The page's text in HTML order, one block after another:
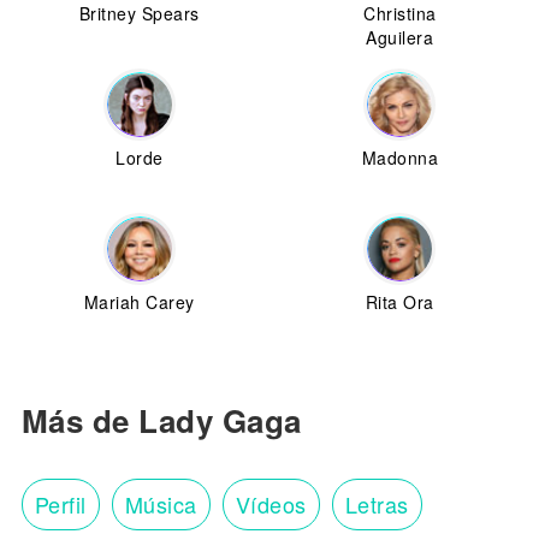
Britney Spears
Christina
Aguilera
Lorde Madonna
Mariah Carey Rita Ora
Más de Lady Gaga
Perfil Música Vídeos Letras